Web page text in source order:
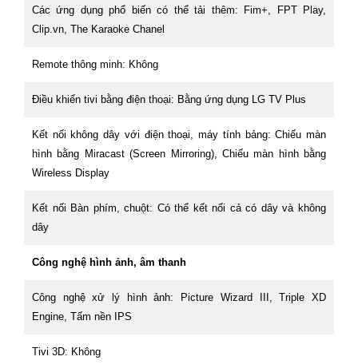
Các ứng dụng phổ biến có thể tải thêm: Fim+, FPT Play,
Clip.vn, The Karaoke Chanel
Remote thông minh: Không
Điều khiển tivi bằng điện thoại: Bằng ứng dụng LG TV Plus
Kết nối không dây với điện thoại, máy tính bảng: Chiếu màn
hình bằng Miracast (Screen Mirroring), Chiếu màn hình bằng
Wireless Display
Kết nối Bàn phím, chuột: Có thể kết nối cả có dây và không
dây
Công nghệ hình ảnh, âm thanh
Công nghệ xử lý hình ảnh: Picture Wizard III, Triple XD
Engine, Tấm nền IPS
Tivi 3D: Không